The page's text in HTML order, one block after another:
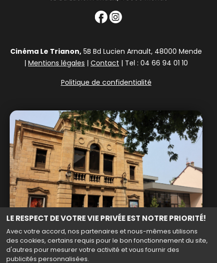
LE RESPECT DE VOTRE VIE PRIVÉE EST NOTRE PRIORITÉ!
Avec votre accord, nos partenaires et nous-mêmes utilisons
des cookies, certains requis pour le bon fonctionnement du site,
d'autres pour mesurer votre activité et vous fournir des
publicités personnalisées.
Cinéma Le Trianon, 5B Bd Lucien Arnault, 48000 Mende
| Mentions légales | Contact | Tel : 04 66 94 01 10
Politique de confidentialité